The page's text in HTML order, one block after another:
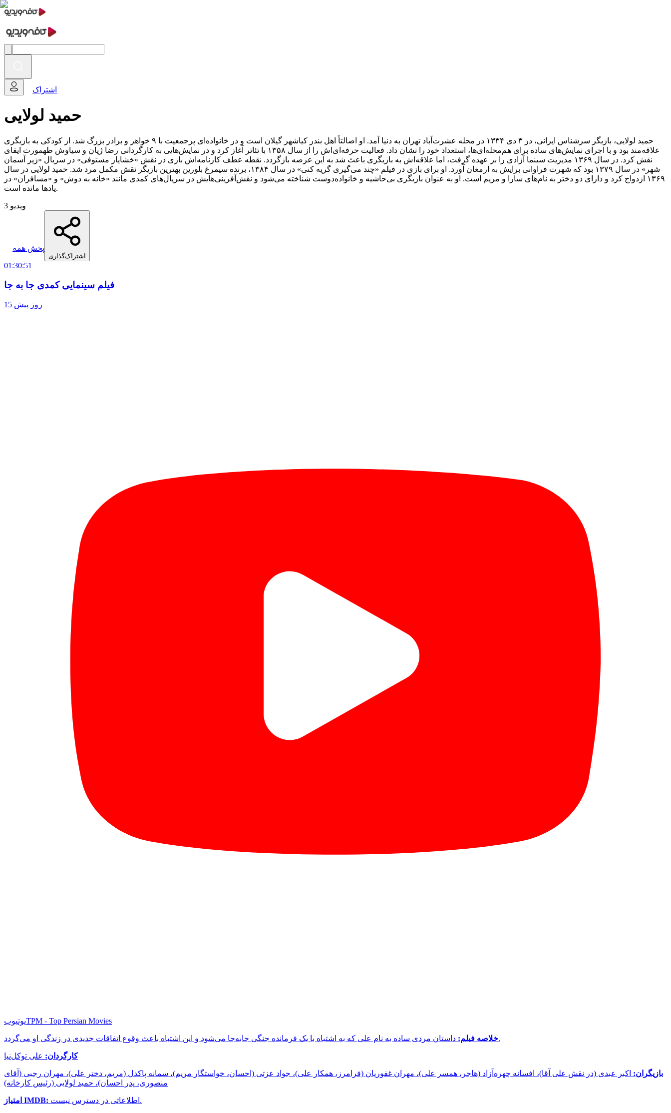
اشتراک
حمید لولایی
حمید لولایی، بازیگر سرشناس ایرانی، در ۳ دی ۱۳۳۴ در محله عشرت‌آباد تهران به دنیا آمد. او اصالتاً اهل بندر کیاشهر گیلان است و در خانواده‌ای پرجمعیت با ۹ خواهر و برادر بزرگ شد. از کودکی به بازیگری
علاقه‌مند بود و با اجرای نمایش‌های ساده برای هم‌محله‌ای‌ها، استعداد خود را نشان داد. فعالیت حرفه‌ای‌اش را از سال ۱۳۵۸ با تئاتر آغاز کرد و در نمایش‌هایی به کارگردانی رضا ژیان و سیاوش طهمورث ایفای
نقش کرد. در سال ۱۳۶۹ مدیریت سینما آزادی را بر عهده گرفت، اما علاقه‌اش به بازیگری باعث شد به این عرصه بازگردد. نقطه عطف کارنامه‌اش بازی در نقش «خشایار مستوفی» در سریال «زیر آسمان
شهر» در سال ۱۳۷۹ بود که شهرت فراوانی برایش به ارمغان آورد. او برای بازی در فیلم «چند می‌گیری گریه کنی» در سال ۱۳۸۴، برنده سیمرغ بلورین بهترین بازیگر نقش مکمل مرد شد. حمید لولایی در سال
۱۳۶۹ ازدواج کرد و دارای دو دختر به نام‌های سارا و مریم است. او به عنوان بازیگری بی‌حاشیه و خانواده‌دوست شناخته می‌شود و نقش‌آفرینی‌هایش در سریال‌های کمدی مانند «خانه به دوش» و «مسافران» در
یادها مانده است.
3 ویدیو
پخش همه
اشتراک‌گذاری
01:30:51
فیلم سینمایی کمدی جا به جا
15 روز پیش
یوتیوبTPM - Top Persian Movies
خلاصه فیلم:داستان مردی ساده به نام علی که به اشتباه با یک فرمانده جنگی جابه‌جا می‌شود و این اشتباه باعث وقوع اتفاقات جدیدی در زندگی او می‌گردد.
کارگردان: علی توکل‌نیا
بازیگران: اکبر عبدی (در نقش علی آقا)، افسانه چهره‌آزاد (هاجر، همسر علی)، مهران غفوریان (فرامرز، همکار علی)، جواد عزتی (احسان، خواستگار مریم)، سمانه پاکدل (مریم، دختر علی)، مهران رجبی (آقای
منصوری، پدر احسان)، حمید لولایی (رئیس کارخانه)
امتیاز IMDB: اطلاعاتی در دسترس نیست.